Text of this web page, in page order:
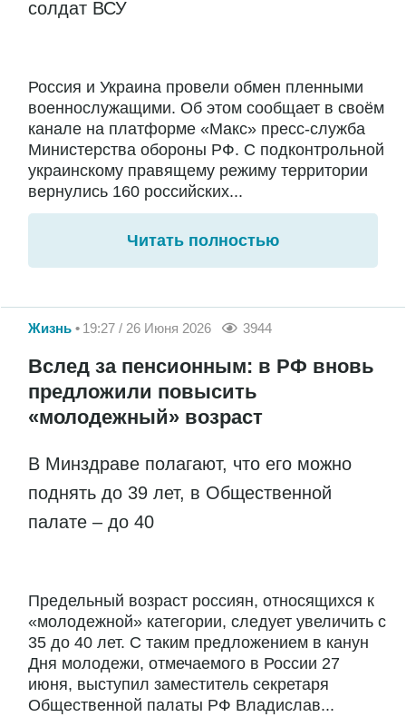
солдат ВСУ
Россия и Украина провели обмен пленными
военнослужащими. Об этом сообщает в своём
канале на платформе «Макс» пресс-служба
Министерства обороны РФ. С подконтрольной
украинскому правящему режиму территории
вернулись 160 российских...
Читать полностью
Жизнь 19:27 / 26 Июня 2026 3944
Вслед за пенсионным: в РФ вновь
предложили повысить
«молодежный» возраст
В Минздраве полагают, что его можно
поднять до 39 лет, в Общественной
палате – до 40
Предельный возраст россиян, относящихся к
«молодежной» категории, следует увеличить с
35 до 40 лет. С таким предложением в канун
Дня молодежи, отмечаемого в России 27
июня, выступил заместитель секретаря
Общественной палаты РФ Владислав...